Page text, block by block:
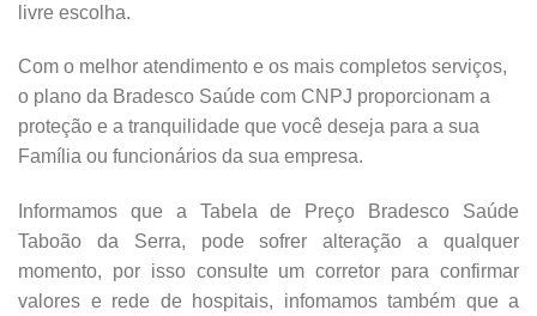
livre escolha.
Com o melhor atendimento e os mais completos serviços,
o plano da Bradesco Saúde com CNPJ proporcionam a
proteção e a tranquilidade que você deseja para a sua
Família ou funcionários da sua empresa.
Informamos que a Tabela de Preço Bradesco Saúde
Taboão da Serra, pode sofrer alteração a qualquer
momento, por isso consulte um corretor para confirmar
valores e rede de hospitais, infomamos também que a